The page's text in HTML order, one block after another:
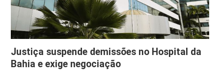
Justiça suspende demissões no Hospital da
Bahia e exige negociação